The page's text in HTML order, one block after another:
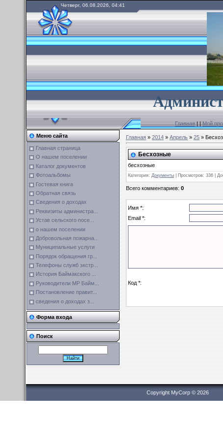
Четверг, 06.08.2026, 04:41
А
Главная||Мой
Меню сайта
Главная страница
О нашем поселении
Каталог документов
Фотоальбомы
Гостевая книга
Обратная связь
Сведения о доходах
Реквизиты администра...
Устав сельского посе...
о нашем поселении
Добровольная пожарна...
Муниципальные услуги
Порядок обращения гр...
Телефоны служб экстр...
История Баймакского ...
Руководители МР Байм...
Постановление правит...
сведения о доходах з...
Форма входа
Поиск
Главная»2014 » Апрель » 25»
Бесхозные
бесхозные
Категория: Документы Просмотров: 336 |
Всего комментариев:0
Имя *:
Email *:
Код *:
Copyright MyCorp © 2026